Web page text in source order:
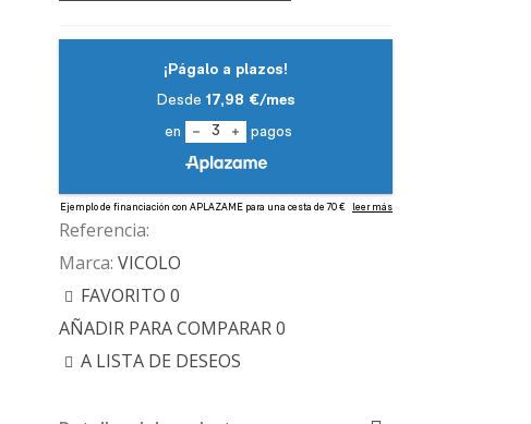
Referencia:
Marca: VICOLO
FAVORITO 0
AÑADIR PARA COMPARAR0
A LISTA DE DESEOS